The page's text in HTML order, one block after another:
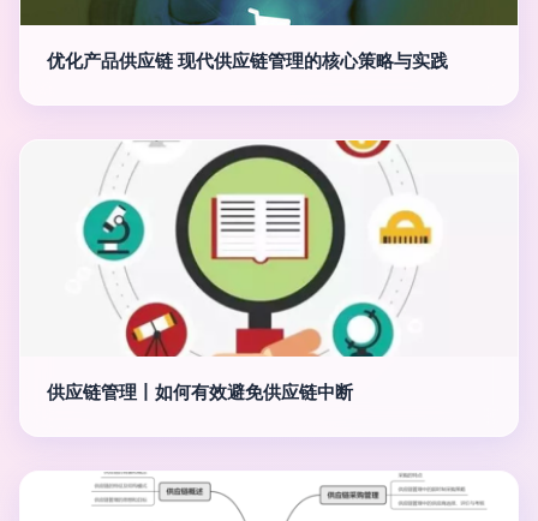
优化产品供应链 现代供应链管理的核心策略与实践
供应链管理丨如何有效避免供应链中断